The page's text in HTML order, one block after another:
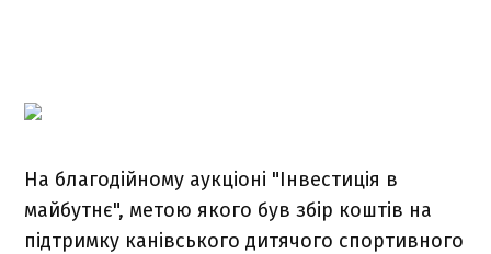
На благодійному аукціоні "Інвестиція в
майбутнє", метою якого був збір коштів на
підтримку канівського дитячого спортивного